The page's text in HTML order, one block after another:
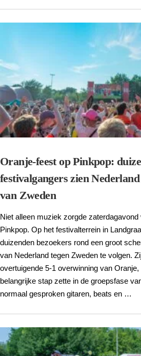
Oranje-feest op Pinkpop:
festivalgangers zien
van Zweden
Niet alleen muziek zorgde zaterdagavond
Pinkpop. Op het festivalterrein in
duizenden bezoekers rond een groot
van Nederland tegen Zweden te volgen.
overtuigende 5-1 overwinning van
belangrijke stap zette in de groepsfase
normaal gesproken gitaren, beats en …